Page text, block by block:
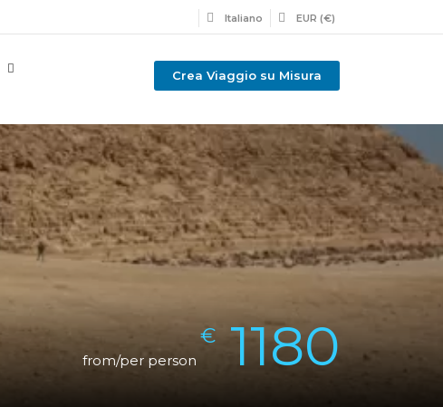
Italiano EUR (€)
Crea Viaggio su Misura
from/per person
€ 1180